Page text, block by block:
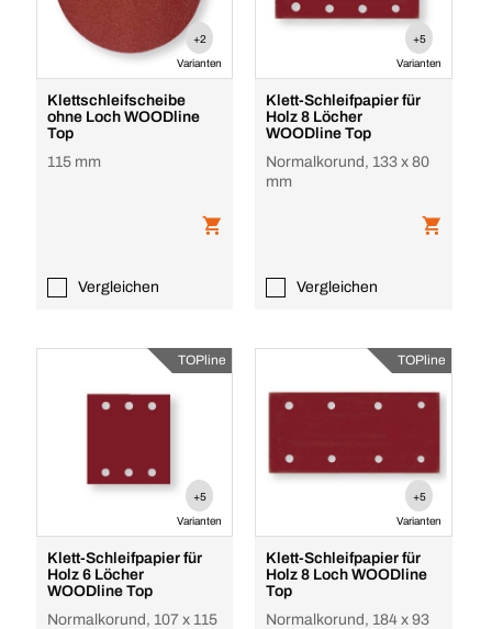
+2
Varianten
Klettschleifscheibe
ohne Loch WOODline
Top
115 mm
Vergleichen
+5
Varianten
Klett-Schleifpapier für
Holz 8 Löcher
WOODline Top
Normalkorund, 133 x 80
mm
Vergleichen
TOPline
+5
Varianten
Klett-Schleifpapier für
Holz 6 Löcher
WOODline Top
Normalkorund, 107 x 115
TOPline
+5
Varianten
Klett-Schleifpapier für
Holz 8 Loch WOODline
Top
Normalkorund, 184 x 93